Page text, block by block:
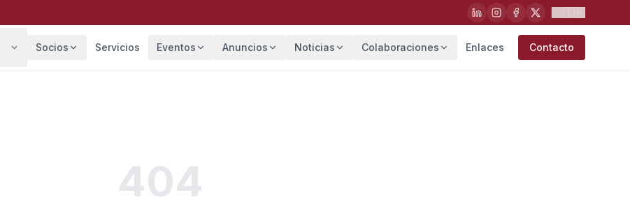
Socios Servicios Eventos Anuncios Noticias Colaboraciones Enlaces Contacto
404